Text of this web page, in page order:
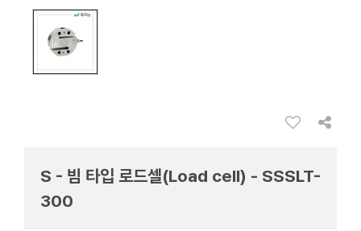
S - 빔 타입 로드셀(Load cell) - SSSLT-
300